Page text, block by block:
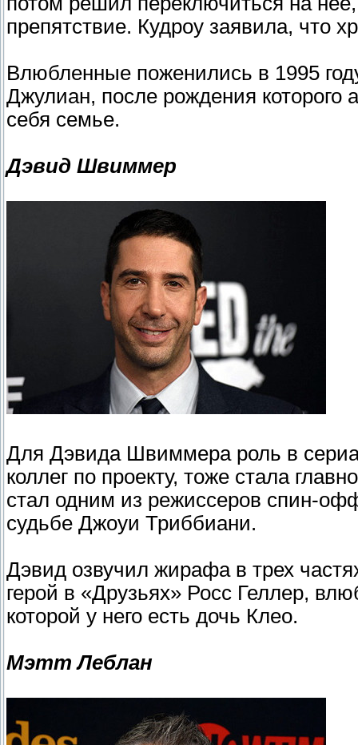
препятствие. Кудроу заявила, что
Влюбленные поженились в 1995
Джулиан, после рождения которого
себя семье.
Дэвид Швиммер
Для Дэвида Швиммера роль в
коллег по проекту, тоже стала
стал одним из режиссеров спин-
судьбе Джоуи Триббиани.
Дэвид озвучил жирафа в трех
герой в «Друзьях» Росс Геллер,
которой у него есть дочь Клео.
Мэтт Леблан